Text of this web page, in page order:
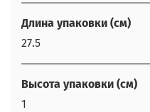
Длина упаковки (см)
27.5
Высота упаковки (см)
1